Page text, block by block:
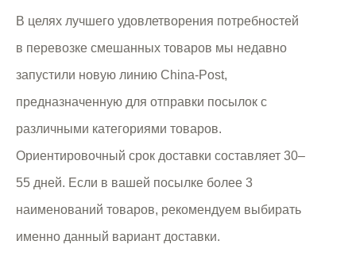
В целях лучшего удовлетворения потребностей
в перевозке смешанных товаров мы недавно
запустили новую линию China-Post,
предназначенную для отправки посылок с
различными категориями товаров.
Ориентировочный срок доставки составляет 30–
55 дней. Если в вашей посылке более 3
наименований товаров, рекомендуем выбирать
именно данный вариант доставки.